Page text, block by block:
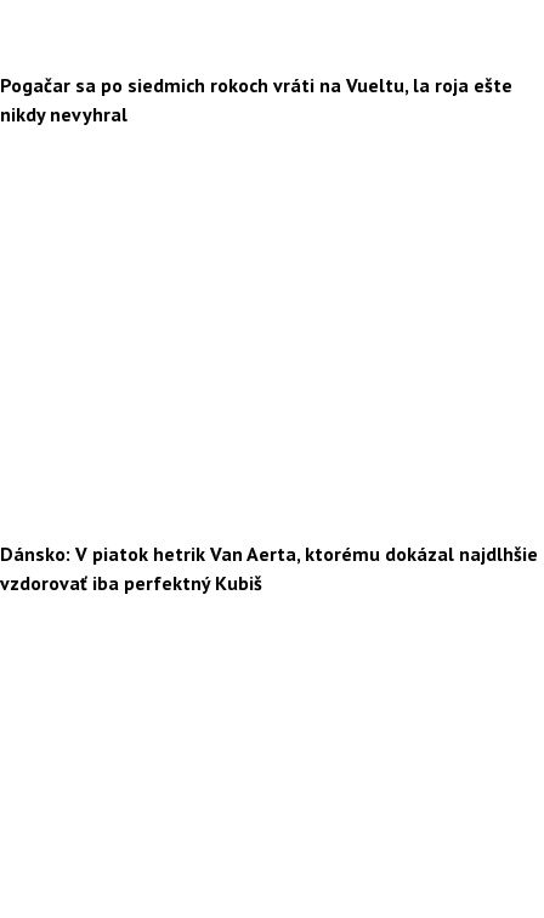
Pogačar sa po siedmich rokoch vráti na Vueltu, la roja ešte
nikdy nevyhral
Dánsko: V piatok hetrik Van Aerta, ktorému dokázal najdlhšie
vzdorovať iba perfektný Kubiš